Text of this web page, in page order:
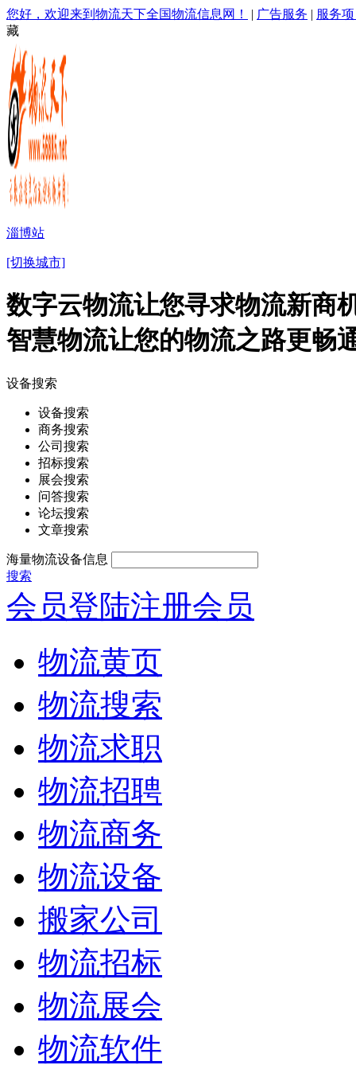
您好，欢迎来到物流天下全国物流信息网！ | 广告服务 | 服务
藏
淄博站
[切换城市]
数字云物流让您寻求物流新商
智慧物流让您的物流之路更畅
设备搜索
设备搜索
商务搜索
公司搜索
招标搜索
展会搜索
问答搜索
论坛搜索
文章搜索
海量物流设备信息
搜索
会员登陆注册会员
物流黄页
物流搜索
物流求职
物流招聘
物流商务
物流设备
搬家公司
物流招标
物流展会
物流软件